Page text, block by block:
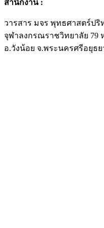
สำนักงาน :
วารสาร มจร พุทธศาสตร์ป
จุฬาลงกรณราชวิทยาลัย 79
อ.วังน้อย จ.พระนครศรีอยุธย